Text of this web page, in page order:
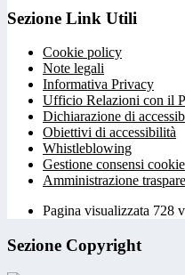
Sezione Link Utili
Cookie policy
Note legali
Informativa Privacy
Ufficio Relazioni con il
Dichiarazione di
Obiettivi di accessibilità
Whistleblowing
Gestione consensi cookie
Amministrazione
Pagina visualizzata 728
Sezione Copyright